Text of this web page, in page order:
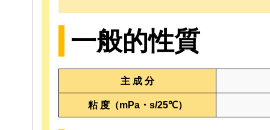
一般的性質
主 成 分
粘 度（mPa・s/25℃）